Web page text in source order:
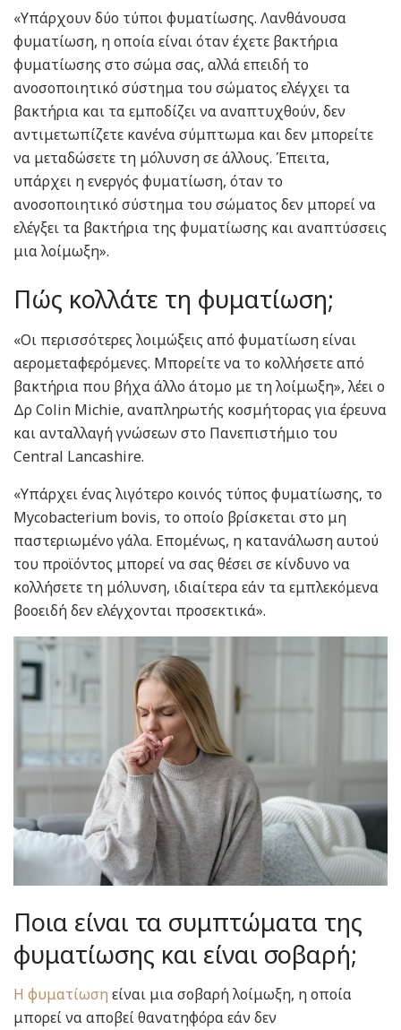
«Υπάρχουν δύο τύποι φυματίωσης. Λανθάνουσα
φυματίωση, η οποία είναι όταν έχετε βακτήρια
φυματίωσης στο σώμα σας, αλλά επειδή το
ανοσοποιητικό σύστημα του σώματος ελέγχει τα
βακτήρια και τα εμποδίζει να αναπτυχθούν, δεν
αντιμετωπίζετε κανένα σύμπτωμα και δεν μπορείτε
να μεταδώσετε τη μόλυνση σε άλλους. Έπειτα,
υπάρχει η ενεργός φυματίωση, όταν το
ανοσοποιητικό σύστημα του σώματος δεν μπορεί να
ελέγξει τα βακτήρια της φυματίωσης και αναπτύσσεις
μια λοίμωξη».
Πώς κολλάτε τη φυματίωση;
«Οι περισσότερες λοιμώξεις από φυματίωση είναι
αερομεταφερόμενες. Μπορείτε να το κολλήσετε από
βακτήρια που βήχα άλλο άτομο με τη λοίμωξη», λέει ο
Δρ Colin Michie, αναπληρωτής κοσμήτορας για έρευνα
και ανταλλαγή γνώσεων στο Πανεπιστήμιο του
Central Lancashire.
«Υπάρχει ένας λιγότερο κοινός τύπος φυματίωσης, το
Mycobacterium bovis, το οποίο βρίσκεται στο μη
παστεριωμένο γάλα. Επομένως, η κατανάλωση αυτού
του προϊόντος μπορεί να σας θέσει σε κίνδυνο να
κολλήσετε τη μόλυνση, ιδιαίτερα εάν τα εμπλεκόμενα
βοοειδή δεν ελέγχονται προσεκτικά».
Ποια είναι τα συμπτώματα της
φυματίωσης και είναι σοβαρή;
Η φυματίωση είναι μια σοβαρή λοίμωξη, η οποία
μπορεί να αποβεί θανατηφόρα εάν δεν